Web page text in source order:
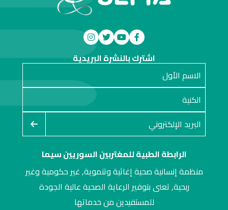
الرابطة الطبية للمغتربين السوريين سيما
منظمة إنسانية صحية إغاثية وتنموية, غير حكومية وغير
ربحية, تعنى بتوفير الرعاية الصحية عالية الجودة
للمستفيدين من خدماتها
اشترك بالنشرة البريدية